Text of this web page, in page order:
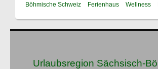
Böhmische Schweiz
Ferienhaus Wellness
Urlaubsregion Sächsisch-